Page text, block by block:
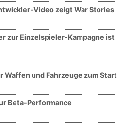
Video zeigt War Stories
zur Einzelspieler-Kampagne ist
Waffen und Fahrzeuge zum Start
Beta-Performance